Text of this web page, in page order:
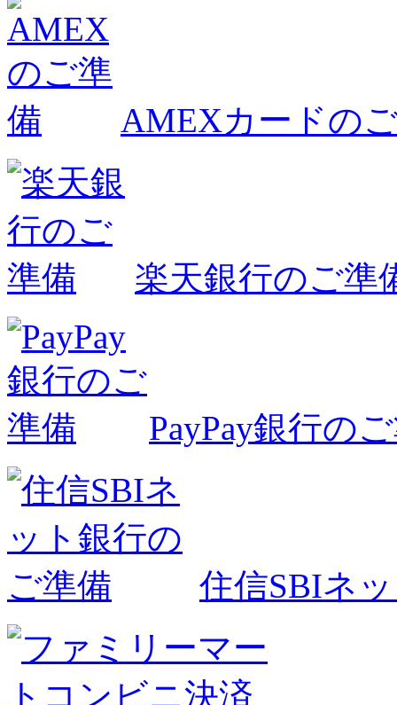
AMEXカードの
楽天銀行のご準
PayPay銀行の
住信SBIネ